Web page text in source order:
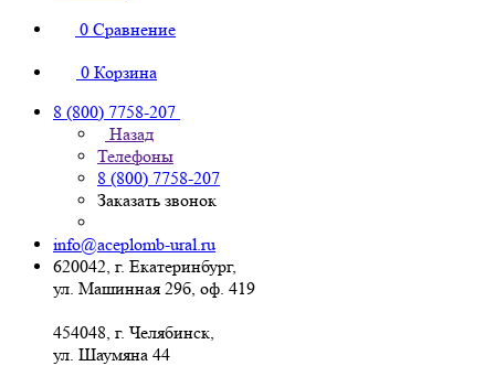
0 Сравнение
0 Корзина
8 (800) 7758-207
Назад
Телефоны
8 (800) 7758-207
Заказать звонок
info@aceplomb-ural.ru
620042, г. Екатеринбург,
ул. Машинная 29б, оф. 419
454048, г. Челябинск,
ул. Шаумяна 44